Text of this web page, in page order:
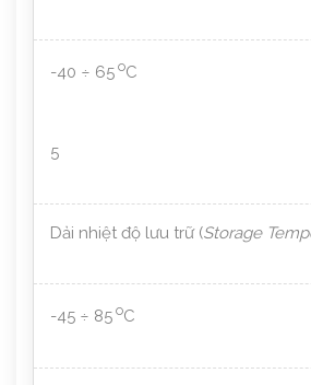
-40 ÷ 65 oC
5
Dải nhiệt độ lưu trữ (Storage
-45 ÷ 85 oC